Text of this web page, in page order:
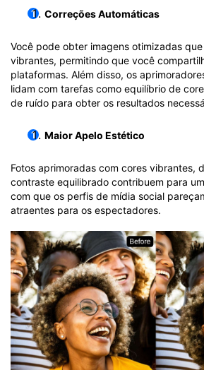
Correções Automáticas
Você pode obter imagens otimizadas
vibrantes, permitindo que você
plataformas. Além disso, os
lidam com tarefas como equilíbrio de
de ruído para obter os resultados
Maior Apelo Estético
Fotos aprimoradas com cores vibrantes,
contraste equilibrado contribuem para
com que os perfis de mídia social
atraentes para os espectadores.